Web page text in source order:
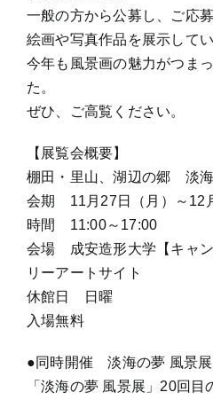
一般の方から公募し、ご応
絵画や写真作品を展示してい
今年も風景画の魅力がつま
た。
ぜひ、ご高覧ください。
【展覧会概要】
棚田・里山、湖辺の郷 淡
会期 11月27日（月）～12
時間 11:00～17:00
会場 成安造形大学【キャ
リーアートサイト
休館日 日曜
入場無料
●同時開催 淡海の夢 風景展
「淡海の夢 風景展」20回